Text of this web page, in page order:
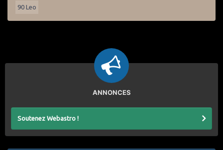
90 Leo
ANNONCES
Soutenez Webastro !